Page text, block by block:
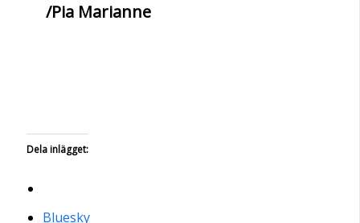
/Pia Marianne
Dela inlägget:
Bluesky